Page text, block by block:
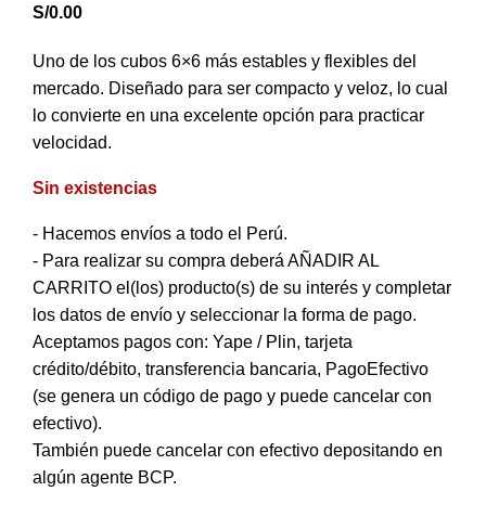
S/0.00
Uno de los cubos 6×6 más estables y flexibles del
mercado. Diseñado para ser compacto y veloz, lo cual
lo convierte en una excelente opción para practicar
velocidad.
Sin existencias
- Hacemos envíos a todo el Perú.
- Para realizar su compra deberá AÑADIR AL
CARRITO el(los) producto(s) de su interés y completar
los datos de envío y seleccionar la forma de pago.
Aceptamos pagos con: Yape / Plin, tarjeta
crédito/débito, transferencia bancaria, PagoEfectivo
(se genera un código de pago y puede cancelar con
efectivo).
También puede cancelar con efectivo depositando en
algún agente BCP.